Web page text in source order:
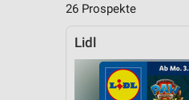
26 Prospekte
Lidl
Funktional